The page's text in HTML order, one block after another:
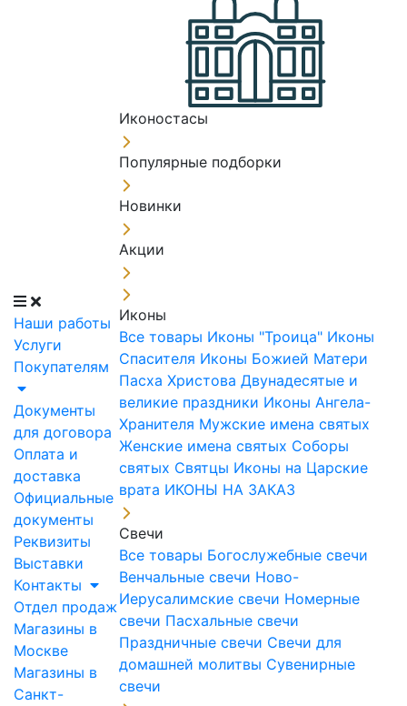
Наши работы
Услуги
Покупателям
Документы
для договора
Оплата и
доставка
Официальные
документы
Реквизиты
Выставки
Контакты
Отдел продаж
Магазины в
Москве
Магазины в
Санкт-
Иконостасы
Популярные подборки
Новинки
Акции
Иконы
Все товары Иконы "Троица" Иконы
Спасителя Иконы Божией Матери
Пасха Христова Двунадесятые и
великие праздники Иконы Ангела-
Хранителя Мужские имена святых
Женские имена святых Соборы
святых Святцы Иконы на Царские
врата ИКОНЫ НА ЗАКАЗ
Свечи
Все товары Богослужебные свечи
Венчальные свечи Ново-
Иерусалимские свечи Номерные
свечи Пасхальные свечи
Праздничные свечи Свечи для
домашней молитвы Сувенирные
свечи